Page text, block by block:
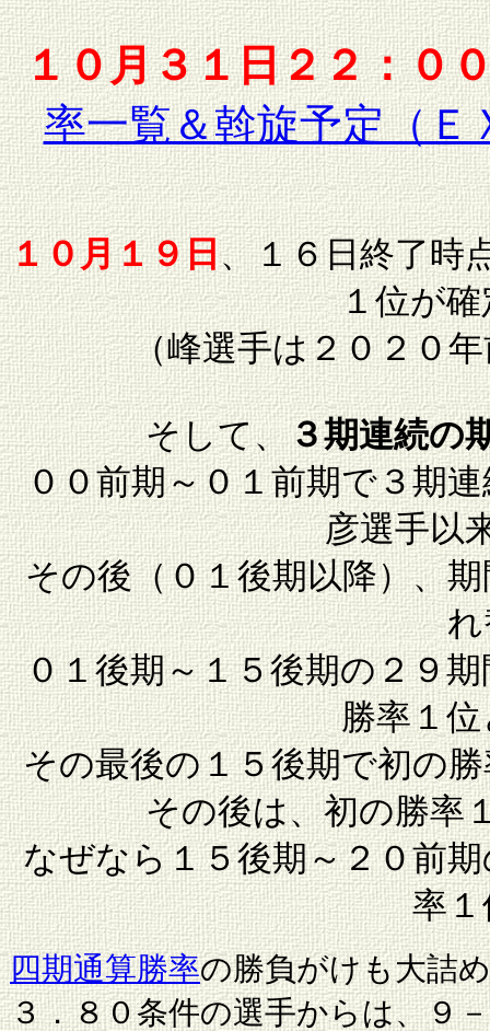
１０月３１日２２：０
率一覧＆斡旋予定（
１０月１９日、１６日終了時
１位が
（峰選手は２０２０
そして、３期連続の
００前期～０１前期で３期
彦選手以
その後（０１後期以降）、
れ
０１後期～１５後期の２９
勝率１
その最後の１５後期で初の
その後は、初の勝率
なぜなら１５後期～２０前
率
四期通算勝率の勝負がけも大詰
３．８０条件の選手からは、９